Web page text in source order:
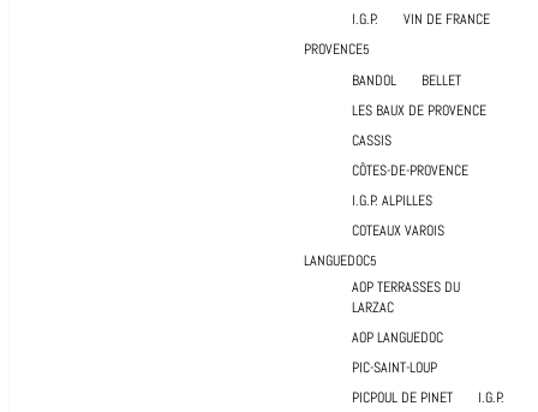
I.G.P.
VIN DE FRANCE
PROVENCE
BANDOL
BELLET
LES BAUX DE PROVENCE
CASSIS
CÔTES-DE-PROVENCE
I.G.P. ALPILLES
COTEAUX VAROIS
LANGUEDOC
AOP TERRASSES DU
LARZAC
AOP LANGUEDOC
PIC-SAINT-LOUP
PICPOUL DE PINET
I.G.P.